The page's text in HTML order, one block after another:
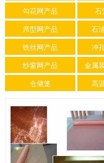
勾花网产品
石
席型网产品
石
铁丝网产品
冲
纱窗网产品
金属
仓储笼
高